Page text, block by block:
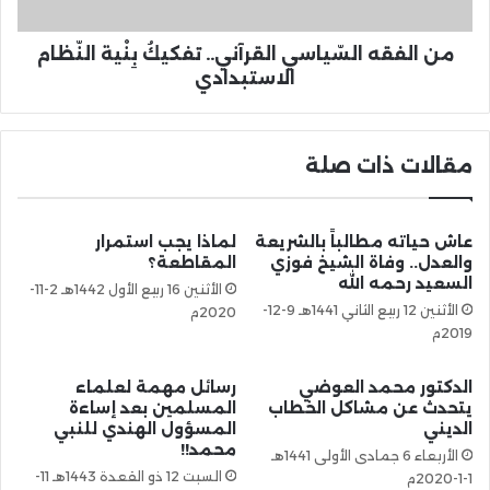
من الفقه السّياسي القرآني.. تفكيكُ بِنْية النّظام
الاستبدادي
مقالات ذات صلة
عاش حياته مطالباً بالشريعة
والعدل.. وفاة الشيخ فوزي
السعيد رحمه الله
الأثنين 12 ربيع الثاني 1441هـ 9-12-
2019م
لماذا يجب استمرار
المقاطعة؟
الأثنين 16 ربيع الأول 1442هـ 2-11-
2020م
الدكتور محمد العوضي
يتحدث عن مشاكل الخطاب
الديني
الأربعاء 6 جمادى الأولى 1441هـ
1-1-2020م
رسائل مهمة لعلماء
المسلمين بعد إساءة
المسؤول الهندي للنبي
محمد!!
السبت 12 ذو القعدة 1443هـ 11-